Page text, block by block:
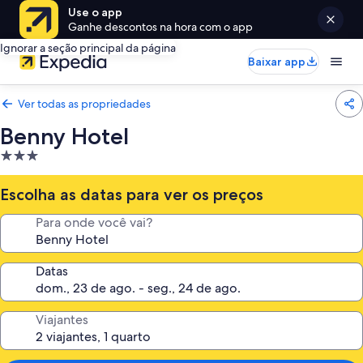
Use o app
Ganhe descontos na hora com o app
Ignorar a seção principal da página
Baixar app
Ver todas as propriedades
Benny Hotel
Propriedade
3.0
estrelas
Escolha as datas para ver os preços
Para onde você vai?
Datas
Viajantes